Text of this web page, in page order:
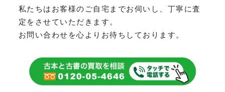
私たちはお客様のご自宅までお伺いし、丁寧に査
定をさせていただきます。
お問い合わせを心よりお待ちしております。